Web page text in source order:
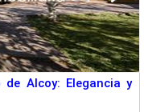
Alcoy: Elegancia y